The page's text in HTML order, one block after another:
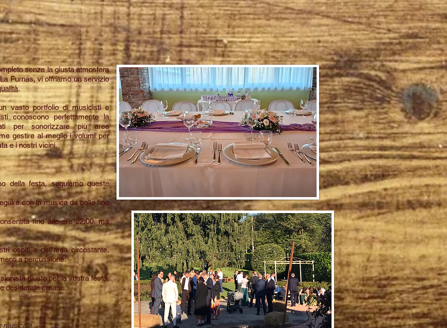
senza la giusta atmosfera
Furnas, vi offriamo un servizio
.
vasto portfolio di musicisti e
conoscono perfettamente la
per sonorizzare più aree
gestire al meglio i volumi per
e i nostri vicini.
della festa, seguiamo queste
con la musica da ballo fino
fino alle ore 22:00, ma
ospiti e dell'area circostante,
a percussione.
giusto per la vostra festa,
desiderate creare.
musicale: